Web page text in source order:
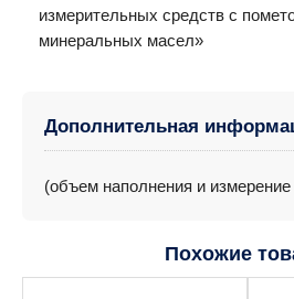
измерительных средств с
минеральных масел»
Дополнительная
(объем наполнения и
Похожие